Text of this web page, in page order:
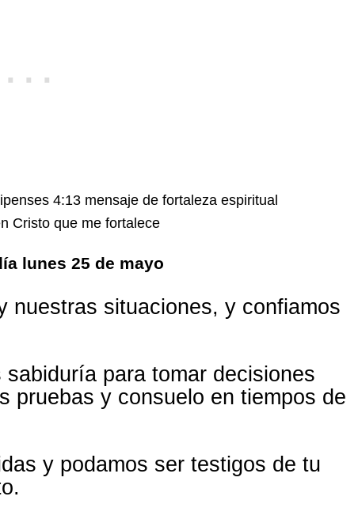
Cristo que me fortalece
lunes 25 de mayo
nuestras situaciones, y confiamos
para tomar decisiones
pruebas y consuelo en tiempos de
y podamos ser testigos de tu